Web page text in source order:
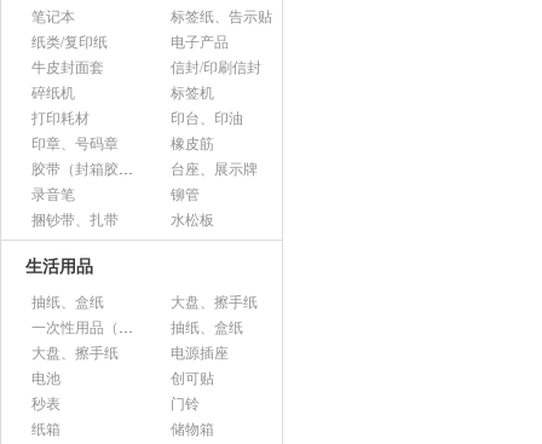
笔记本
标签纸、告示贴
纸类/复印纸
电子产品
牛皮封面套
信封/印刷信封
碎纸机
标签机
打印耗材
印台、印油
印章、号码章
橡皮筋
胶带（封箱胶、透明胶、美纹胶、双面胶等）
台座、展示牌
录音笔
铆管
捆钞带、扎带
水松板
生活用品
抽纸、盒纸
大盘、擦手纸
一次性用品（纸杯、胶杯、叉子、碟子等）
抽纸、盒纸
大盘、擦手纸
电源插座
电池
创可贴
秒表
门铃
纸箱
储物箱